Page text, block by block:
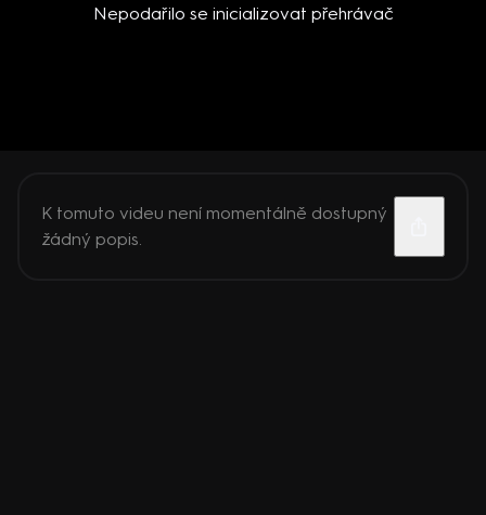
Nepodařilo se inicializovat přehrávač
K tomuto videu není momentálně dostupný
žádný popis.